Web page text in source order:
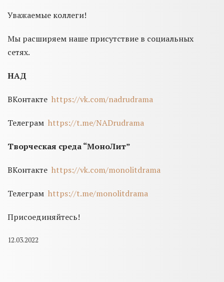
Уважаемые коллеги!
Мы расширяем наше присутствие в социальных
сетях.
НАД
ВКонтакте https://vk.com/nadrudrama
Телеграм https://t.me/NADrudrama
Творческая среда “МоноЛит”
ВКонтакте https://vk.com/monolitdrama
Телеграм https://t.me/monolitdrama
Присоединяйтесь!
12.03.2022